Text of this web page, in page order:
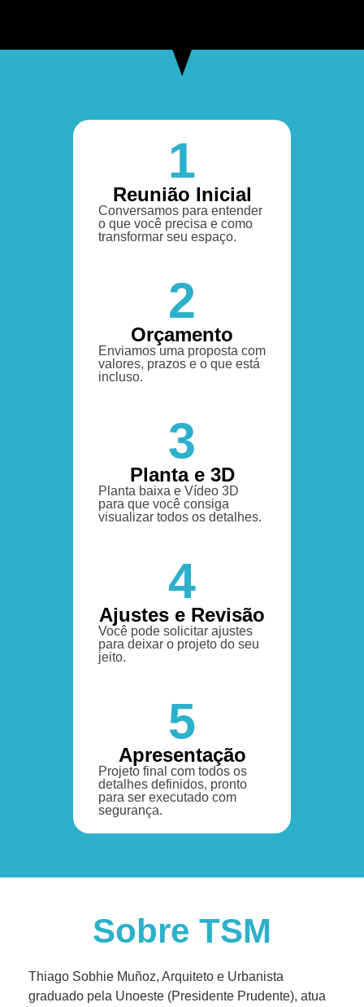
1
Reunião Inicial
Conversamos para entender
o que você precisa e como
transformar seu espaço.
2
Orçamento
Enviamos uma proposta com
valores, prazos e o que está
incluso.
3
Planta e 3D
Planta baixa e Vídeo 3D
para que você consiga
visualizar todos os detalhes.
4
Ajustes e Revisão
Você pode solicitar ajustes
para deixar o projeto do seu
jeito.
5
Apresentação
Projeto final com todos os
detalhes definidos, pronto
para ser executado com
segurança.
Sobre TSM
Thiago Sobhie Muñoz, Arquiteto e Urbanista
graduado pela Unoeste (Presidente Prudente), atua